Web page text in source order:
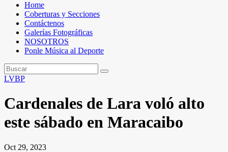
Home
Coberturas y Secciones
Contáctenos
Galerías Fotográficas
NOSOTROS
Ponle Música al Deporte
LVBP
Cardenales de Lara voló alto
este sábado en Maracaibo
Oct 29, 2023